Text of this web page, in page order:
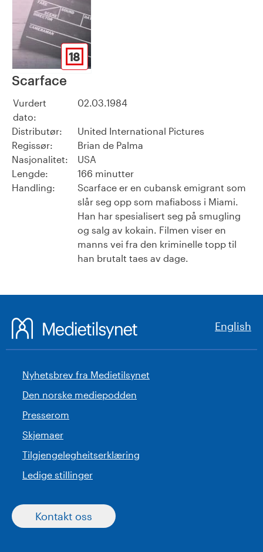
18
Scarface
Vurdert
dato:
02.03.1984
Distributør:
United International Pictures
Regissør:
Brian de Palma
Nasjonalitet:
USA
Lengde:
166 minutter
Handling:
Scarface er en cubansk emigrant som
slår seg opp som mafiaboss i Miami.
Han har spesialisert seg på smugling
og salg av kokain. Filmen viser en
manns vei fra den kriminelle topp til
han brutalt taes av dage.
English
Nyhetsbrev fra Medietilsynet
Den norske mediepodden
Presserom
Skjemaer
Tilgjengelegheitserklæring
Ledige stillinger
Kontakt oss